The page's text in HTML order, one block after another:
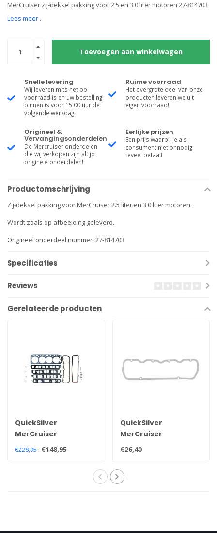
MerCruiser zij-deksel pakking voor 2,5 en 3.0 liter motoren 27-814703
Lees meer..
Toevoegen aan winkelwagen
Snelle levering
Wij leveren mits het op
voorraad is en uw bestelling
binnen is voor 15.00 uur de
volgende werkdag.
Ruime voorraad
Het overgrote deel van onze
producten leveren we uit
eigen voorraad!
Origineel &
Vervangingsonderdelen
De Mercruiser onderdelen
die wij verkopen zijn altijd
originele onderdelen!
Eerlijke prijzen
Een prijs waarbij je als
consument niet onnodig
teveel betaalt
Productomschrijving
Zij-deksel pakking voor MerCruiser 2.5 liter en 3.0 liter motoren.
Wordt zoals op afbeelding geleverd.
Origineel onderdeel nummer: 27-814703
Specificaties
Reviews
Gerelateerde producten
QuickSilver
MerCruiser
koppakkingset voor
2,5 en 3.0 liter
€228,95 €148,95
QuickSilver
MerCruiser
kleppendeksel
pakking voor 2,5 en
851040
€26,40